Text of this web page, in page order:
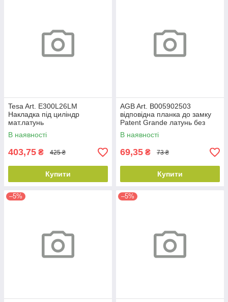
Tesa Art. E300L26LM
Накладка під циліндр
мат.латунь
В наявності
403,75 ₴ 425 ₴
Купити
AGB Art. B005902503
відповідна планка до замку
Patent Grande латунь без
відб
В наявності
69,35 ₴ 73 ₴
Купити
–5% –5%